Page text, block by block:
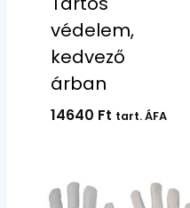
védelem,
kedvező
árban
14640 Ft tart. ÁFA